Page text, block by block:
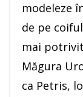
modeleze
de pe
mai
Măgura
ca Petris,